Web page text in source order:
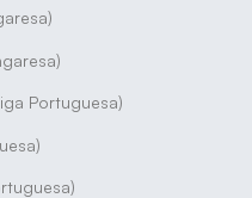
Portuguesa)